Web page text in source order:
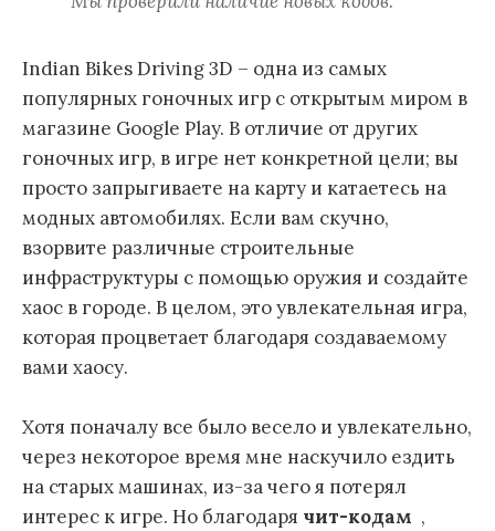
Indian Bikes Driving 3D – одна из самых
популярных гоночных игр с открытым миром в
магазине Google Play. В отличие от других
гоночных игр, в игре нет конкретной цели; вы
просто запрыгиваете на карту и катаетесь на
модных автомобилях. Если вам скучно,
взорвите различные строительные
инфраструктуры с помощью оружия и создайте
хаос в городе. В целом, это увлекательная игра,
которая процветает благодаря создаваемому
вами хаосу.
Хотя поначалу все было весело и увлекательно,
через некоторое время мне наскучило ездить
на старых машинах, из-за чего я потерял
интерес к игре. Но благодаря чит-кодам ,